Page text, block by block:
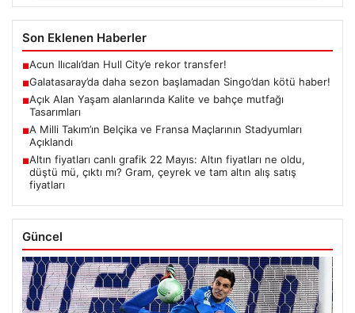
Son Eklenen Haberler
■Acun Ilıcalı’dan Hull City’e rekor transfer!
■Galatasaray’da daha sezon başlamadan Singo’dan kötü haber!
■Açık Alan Yaşam alanlarında Kalite ve bahçe mutfağı
Tasarımları
■A Milli Takım’ın Belçika ve Fransa Maçlarının Stadyumları
Açıklandı
■Altın fiyatları canlı grafik 22 Mayıs: Altın fiyatları ne oldu,
düştü mü, çıktı mı? Gram, çeyrek ve tam altın alış satış
fiyatları
Güncel